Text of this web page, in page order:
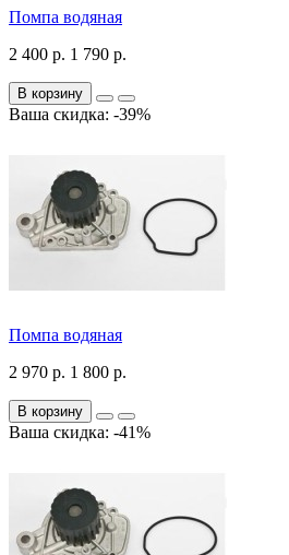
Помпа водяная
2 400 р. 1 790 р.
В корзину
Ваша скидка: -39%
Помпа водяная
2 970 р. 1 800 р.
В корзину
Ваша скидка: -41%